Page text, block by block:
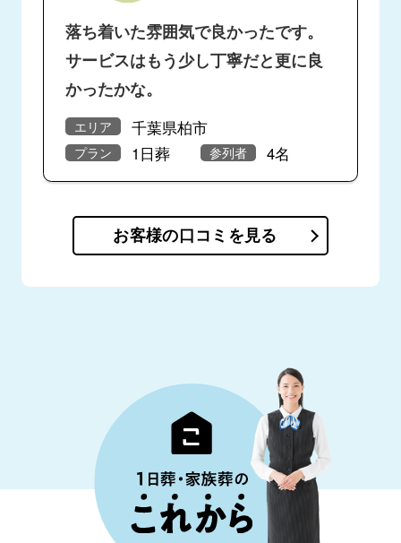
落ち着いた雰囲気で良かったです。
サービスはもう少し丁寧だと更に良
かったかな。
エリア 千葉県柏市
プラン 1日葬 参列者 4名
お客様の口コミを見る